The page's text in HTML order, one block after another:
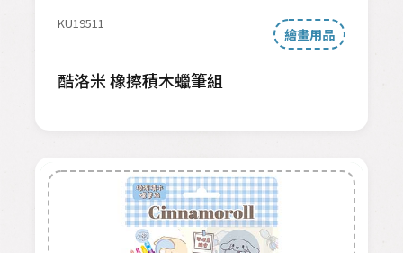
KU19511
繪畫用品
酷洛米 橡擦積木蠟筆組